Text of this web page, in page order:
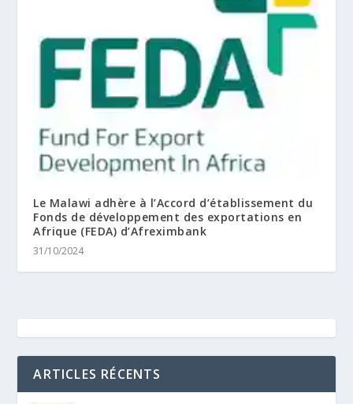
Le Malawi adhère à l’Accord d’établissement du
Fonds de développement des exportations en
Afrique (FEDA) d’Afreximbank
31/10/2024
ARTICLES RÉCENTS